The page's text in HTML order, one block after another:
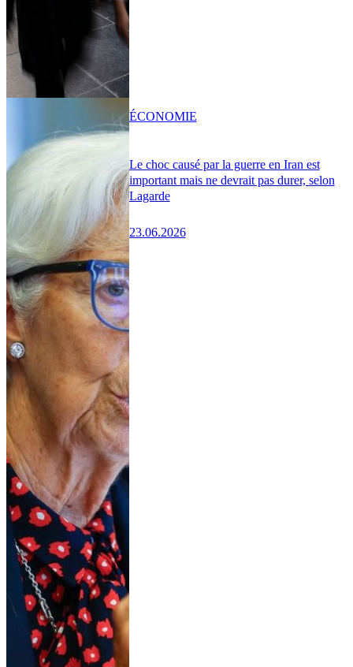
Le choc causé par la guerre en Iran est
important mais ne devrait pas durer, selon
Lagarde
23.06.2026
ÉCONOMIE